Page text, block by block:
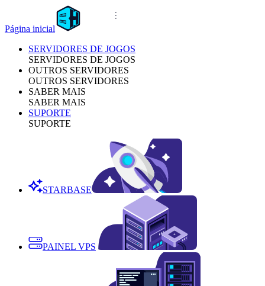
Página inicial
SERVIDORES DE JOGOS
SERVIDORES DE JOGOS
OUTROS SERVIDORES
OUTROS SERVIDORES
SABER MAIS
SABER MAIS
SUPORTE
SUPORTE
STARBASE
PAINEL VPS